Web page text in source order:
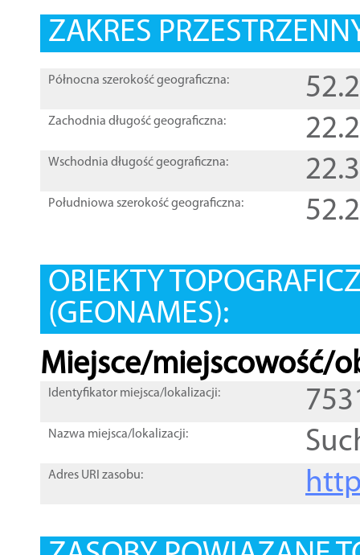
ZAKRES
Północna szerokość geograficzna:
Zachodnia długość geograficzna:
Wschodnia długość geograficzna:
Południowa szerokość geograficzna:
OBIEKTY
(GEONAMES):
Miejsce/miejscowość/
Identyfikator miejsca/lokalizacji:
Nazwa miejsca/lokalizacji:
Adres URI zasobu: